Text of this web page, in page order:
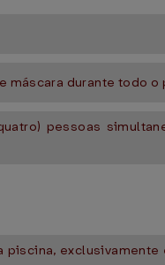
máscara durante todo o
pessoas
exclusivamente